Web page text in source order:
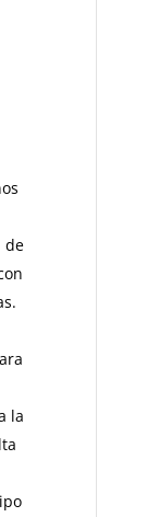
de
la